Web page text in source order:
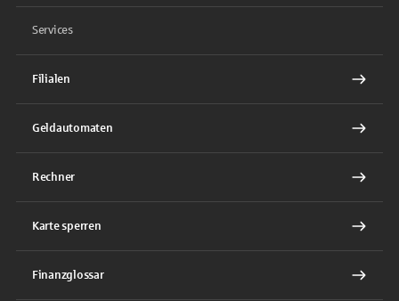
Services
Filialen
Geldautomaten
Rechner
Karte sperren
Finanzglossar